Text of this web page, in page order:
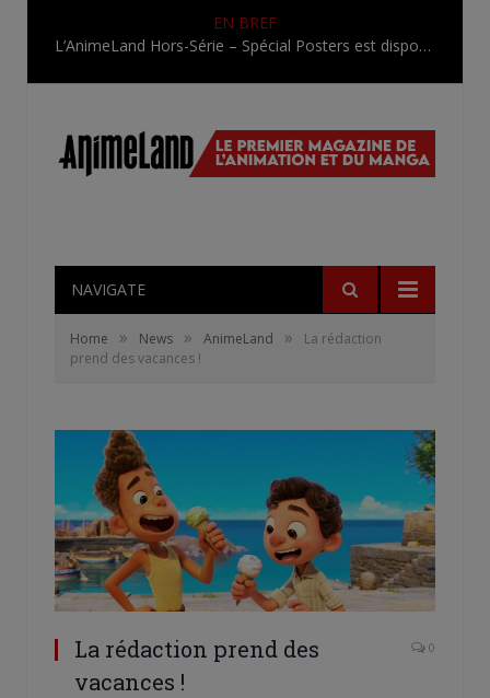
EN BREF
L’AnimeLand Hors-Série – Spécial Posters est disponible !
NAVIGATE
Home » News » AnimeLand »
La rédaction
prend des vacances !
La rédaction prend des
vacances !
0